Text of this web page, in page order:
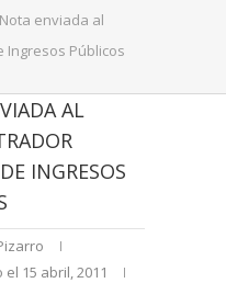
Nota enviada al
Ingresos Públicos
AL
INGRESOS
el 15 abril, 2011